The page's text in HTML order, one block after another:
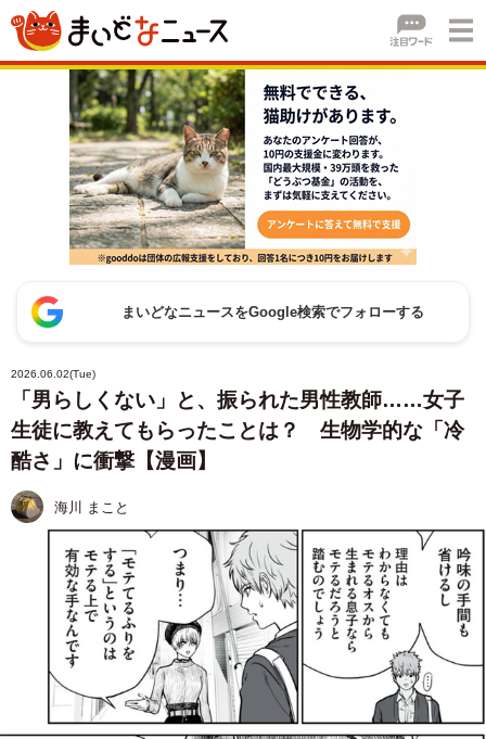
まいどなニュースをGoogle検索でフォローする
2026.06.02(Tue)
「男らしくない」と、振られた男性教師……女子
生徒に教えてもらったことは？ 生物学的な「冷
酷さ」に衝撃【漫画】
海川 まこと